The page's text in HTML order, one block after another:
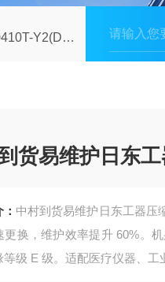
中村到货易维护日东工器压缩机 / 泵
货易维护日东
中村到货易维护日东工器压
更换，维护效率提升 60%。
等级 E 级。适配医疗仪器、工